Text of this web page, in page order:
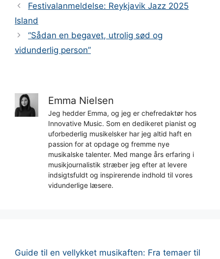
Festivalanmeldelse: Reykjavik Jazz 2025
Island
“Sådan en begavet, utrolig sød og
vidunderlig person”
Emma Nielsen
Jeg hedder Emma, og jeg er chefredaktør hos
Innovative Music. Som en dedikeret pianist og
uforbederlig musikelsker har jeg altid haft en
passion for at opdage og fremme nye
musikalske talenter. Med mange års erfaring i
musikjournalistik stræber jeg efter at levere
indsigtsfuldt og inspirerende indhold til vores
vidunderlige læsere.
Guide til en vellykket musikaften: Fra temaer til